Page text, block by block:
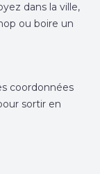
dans la ville,
ou boire un
coordonnées
sortir en